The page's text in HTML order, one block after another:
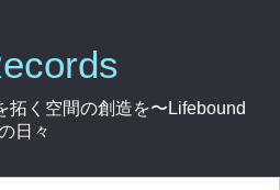
拓く空間の創造を〜Lifebound
日々